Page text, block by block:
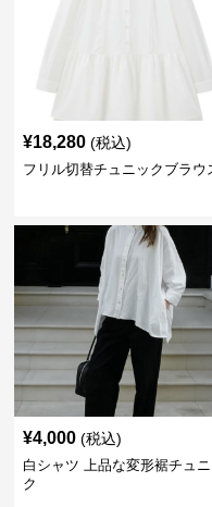
¥18,280 (税込)
フリル切替チュニックブラウ
¥4,000 (税込)
白シャツ 上品な変形裾チュニ
ク